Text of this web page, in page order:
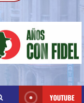
YOUTUBE